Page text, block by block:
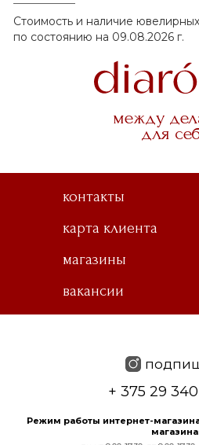
Стоимость и наличие
по состоянию на 09.08.2026 г.
между
для
контакты
карта клиента
магазины
вакансии
+ 375 29
Режим работы интернет-